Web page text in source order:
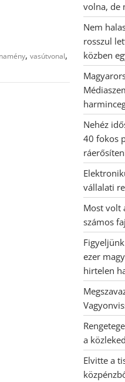
, vasútvonal,
volna, de
Nem
rosszul
közben
Nehéz
40 fokos
vállalati
Most volt
számos
ezer
hirtelen
a
Elvitte a